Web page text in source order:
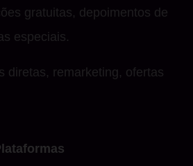
gratuitas, depoimentos de
especiais.
diretas, remarketing, ofertas